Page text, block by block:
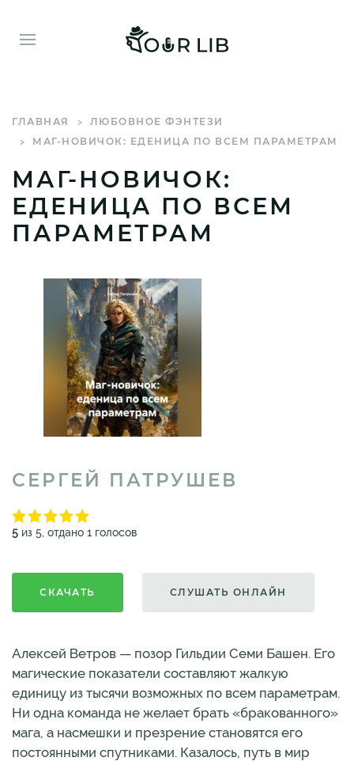
ГЛАВНАЯ
ЛЮБОВНОЕ ФЭНТЕЗИ
МАГ-НОВИЧОК: ЕДЕНИЦА ПО ВСЕМ ПАРАМЕТРАМ
МАГ-НОВИЧОК:
ЕДЕНИЦА ПО ВСЕМ
ПАРАМЕТРАМ
СЕРГЕЙ ПАТРУШЕВ
5 из 5, отдано 1 голосов
СКАЧАТЬ СЛУШАТЬ ОНЛАЙН
Алексей Ветров — позор Гильдии Семи Башен. Его
магические показатели составляют жалкую
единицу из тысячи возможных по всем параметрам.
Ни одна команда не желает брать «бракованного»
мага, а насмешки и презрение становятся его
постоянными спутниками. Казалось, путь в мир